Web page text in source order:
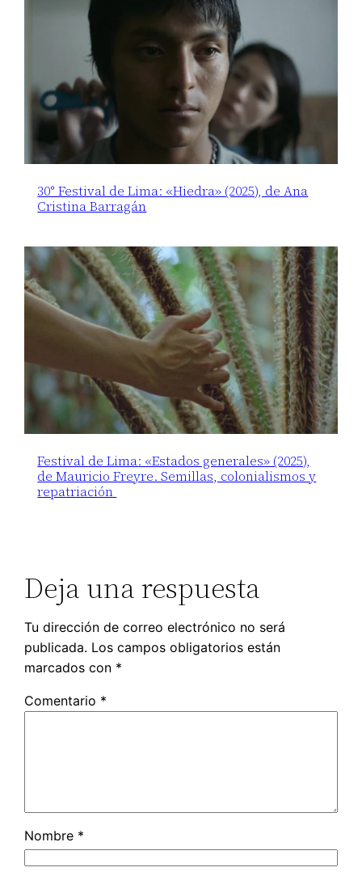
30° Festival de Lima: «Hiedra» (2025), de Ana
Cristina Barragán
Festival de Lima: «Estados generales» (2025),
de Mauricio Freyre. Semillas, colonialismos y
repatriación
Deja una respuesta
Tu dirección de correo electrónico no será
publicada. Los campos obligatorios están
marcados con *
Comentario *
Nombre *